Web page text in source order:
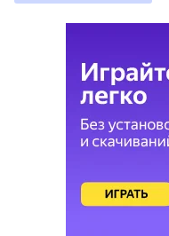
Собеседник
несколько лет
не приходилось, но
укладывается в